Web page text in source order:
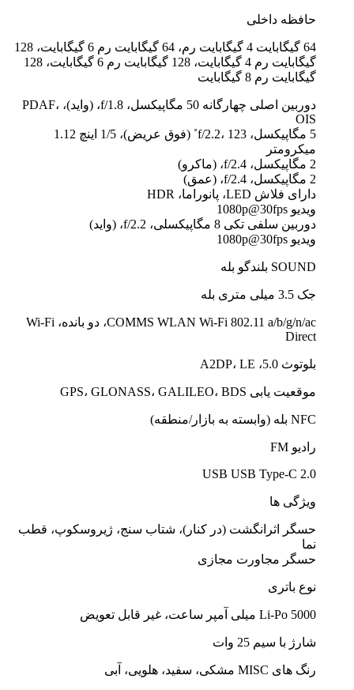
حافظه داخلی
64 گیگابایت 4 گیگابایت رم، 64 گیگابایت رم 6 گیگابایت، 128
گیگابایت رم 4 گیگابایت، 128 گیگابایت رم 6 گیگابایت، 128
گیگابایت رم 8 گیگابایت
دوربین اصلی چهارگانه 50 مگاپیکسل، f/1.8، (واید)، PDAF،
OIS
5 مگاپیکسل، f/2.2، 123˚ (فوق عریض)، 1/5 اینچ 1.12
میکرومتر
2 مگاپیکسل، f/2.4، (ماکرو)
2 مگاپیکسل، f/2.4، (عمق)
دارای فلاش LED، پانوراما، HDR
ویدیو 1080p@30fps
دوربین سلفی تکی 8 مگاپیکسلی، f/2.2، (واید)
ویدیو 1080p@30fps
SOUND بلندگو بله
جک 3.5 میلی متری بله
COMMS WLAN Wi-Fi 802.11 a/b/g/n/ac، دو بانده، Wi-Fi
Direct
بلوتوث 5.0، A2DP، LE
موقعیت یابی GPS، GLONASS، GALILEO، BDS
NFC بله (وابسته به بازار/منطقه)
رادیو FM
USB USB Type-C 2.0
ویژگی ها
حسگر اثرانگشت (در کنار)، شتاب سنج، ژیروسکوپ، قطب
نما
حسگر مجاورت مجازی
نوع باتری
Li-Po 5000 میلی آمپر ساعت، غیر قابل تعویض
شارژ با سیم 25 وات
رنگ های MISC مشکی، سفید، هلویی، آبی